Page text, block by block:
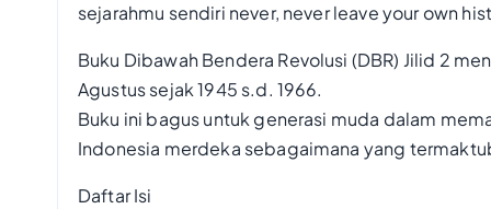
sejarahmu sendiri never, never leave your own
Buku Dibawah Bendera Revolusi (DBR) Jilid 2
Agustus sejak 1945 s.d. 1966.
Buku ini bagus untuk generasi muda dalam
Indonesia merdeka sebagaimana yang
Daftar Isi